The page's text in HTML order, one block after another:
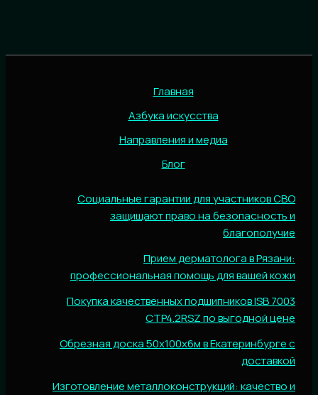
Главная
Азбука искусства
Направления и медиа
Блог
Социальные гарантии для участников СВО
защищают право на безопасность и
благополучие
Прием дерматолога в Рязани:
профессиональная помощь для вашей кожи
Покупка качественных подшипников ISB 7003
CTP4.2RSZ по выгодной цене
Обрезная доска 50х100х6м в Екатеринбурге с
доставкой
Изготовление металлоконструкций: качество и